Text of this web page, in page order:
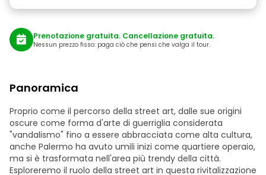
Prenotazione gratuita. Cancellazione gratuita.
Nessun prezzo fisso: paga ciò che pensi che valga il tour.
Panoramica
Proprio come il percorso della street art, dalle sue origini
oscure come forma d'arte di guerriglia considerata
"vandalismo" fino a essere abbracciata come alta cultura,
anche Palermo ha avuto umili inizi come quartiere operaio,
ma si è trasformata nell'area più trendy della città.
Esploreremo il ruolo della street art in questa rivitalizzazione